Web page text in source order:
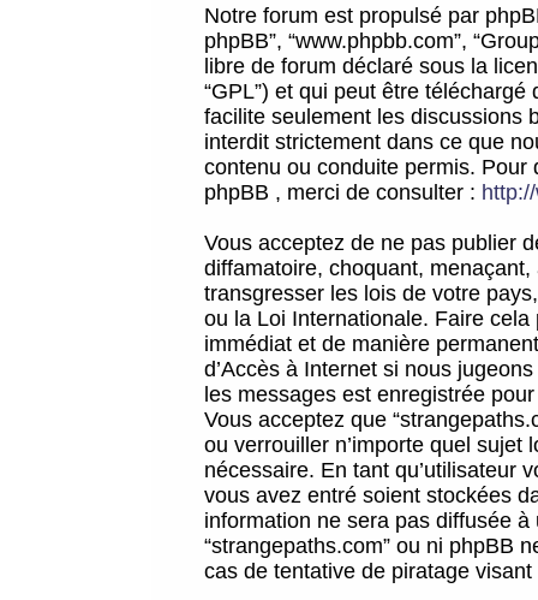
Notre forum est propulsé par
phpBB”, “www.phpbb.com”,
libre de forum déclaré sous la
“GPL”) et qui peut être téléchargé
facilite seulement les discussions
interdit strictement dans ce que
contenu ou conduite permis.
phpBB , merci de consulter :
Vous acceptez de ne pas publier
diffamatoire, choquant,
transgresser les lois de votre
ou la Loi Internationale. Faire
immédiat et de manière
d’Accès à Internet si nous
les messages est enregistrée
Vous acceptez que
ou verrouiller n’importe quel sujet
nécessaire. En tant qu’utilisateur
vous avez entré soient stockées
information ne sera pas diffusée
“strangepaths.com” ou ni phpBB
cas de tentative de piratage